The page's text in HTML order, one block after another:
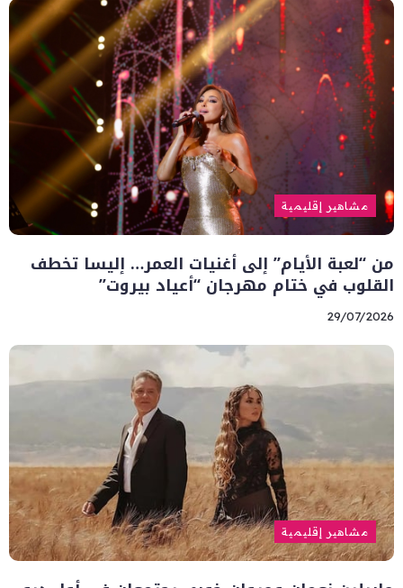
مشاهير إقليمية
من “لعبة الأيام” إلى أغنيات العمر… إليسا تخطف
القلوب في ختام مهرجان “أعياد بيروت”
29/07/2026
مشاهير إقليمية